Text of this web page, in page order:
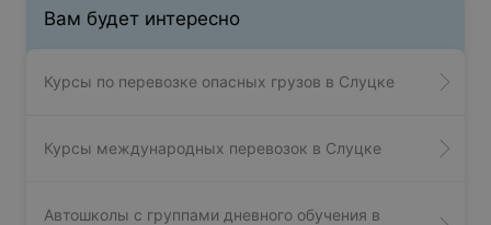
Вам будет интересно
Курсы по перевозке опасных грузов в Слуцке
Курсы международных перевозок в Слуцке
Автошколы с группами дневного обучения в